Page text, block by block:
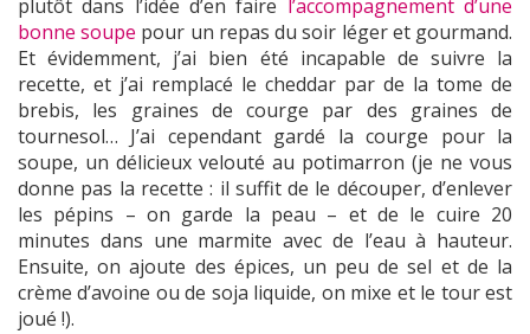
plutôt dans l’idée d’en faire l’accompagnement d’une
bonne soupe pour un repas du soir léger et gourmand.
Et évidemment, j’ai bien été incapable de suivre la
recette, et j’ai remplacé le cheddar par de la tome de
brebis, les graines de courge par des graines de
tournesol… J’ai cependant gardé la courge pour la
soupe, un délicieux velouté au potimarron (je ne vous
donne pas la recette : il suffit de le découper, d’enlever
les pépins – on garde la peau – et de le cuire 20
minutes dans une marmite avec de l’eau à hauteur.
Ensuite, on ajoute des épices, un peu de sel et de la
crème d’avoine ou de soja liquide, on mixe et le tour est
joué !).